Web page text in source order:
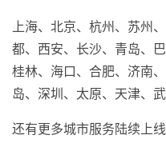
上海、北京、杭州、苏州
都、西安、长沙、青岛、
桂林、海口、合肥、济南
岛、深圳、太原、天津、
还有更多城市服务陆续上